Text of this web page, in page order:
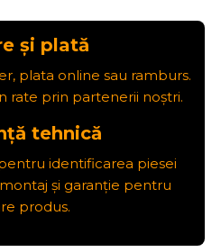
și plată
plata online sau ramburs.
rate prin partenerii noștri.
tehnică
identificarea piesei
și garanție pentru
produs.